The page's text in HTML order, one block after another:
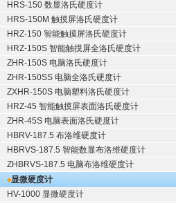
HRS-150 数显洛氏硬度计
HRS-150M 触摸屏洛氏硬度计
HRZ-150 智能触摸屏洛氏硬度计
HRZ-150S 智能触摸屏全洛氏硬度计
ZHR-150S 电脑洛氏硬度计
ZHR-150SS 电脑全洛氏硬度计
ZXHR-150S 电脑塑料洛氏硬度计
HRZ-45 智能触摸屏表面洛氏硬度计
ZHR-45S 电脑表面洛氏硬度计
HBRV-187.5 布洛维硬度计
HBRVS-187.5 智能数显布洛维硬度计
ZHBRVS-187.5 电脑布洛维硬度计
显微硬度计
HV-1000 显微硬度计